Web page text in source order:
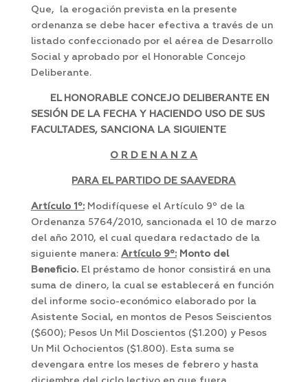
Que, la erogación prevista en la presente
ordenanza se debe hacer efectiva a través de un
listado confeccionado por el aérea de Desarrollo
Social y aprobado por el Honorable Concejo
Deliberante.
EL HONORABLE CONCEJO DELIBERANTE EN
SESIÓN DE LA FECHA Y HACIENDO USO DE SUS
FACULTADES, SANCIONA LA SIGUIENTE
O R D E N A N Z A
PARA EL PARTIDO DE SAAVEDRA
Artículo 1º:Modifíquese el Artículo 9º de la
Ordenanza 5764/2010, sancionada el 10 de marzo
del año 2010, el cual quedara redactado de la
siguiente manera: Artículo 9º:Monto del
Beneficio. El préstamo de honor consistirá en una
suma de dinero, la cual se establecerá en función
del informe socio-económico elaborado por la
Asistente Social, en montos de Pesos Seiscientos
($600); Pesos Un Mil Doscientos ($1.200) y Pesos
Un Mil Ochocientos ($1.800). Esta suma se
devengara entre los meses de febrero y hasta